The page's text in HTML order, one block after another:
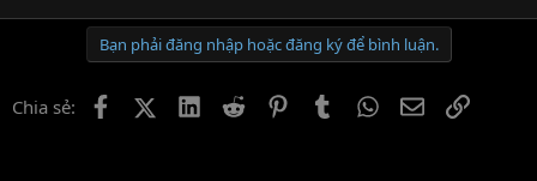
Bạn phải đăng nhập hoặc đăng ký để bình luận.
Chia sẻ: FacebookX (Twitter)
LinkedIn
Reddit PinterestTumblrWhatsApp
EmailLink